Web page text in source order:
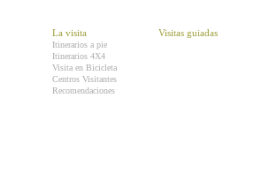
La visita
Itinerarios a pie
Itinerarios 4X4
Visita en Bicicleta
Centros Visitantes
Recomendaciones
Visitas guiadas